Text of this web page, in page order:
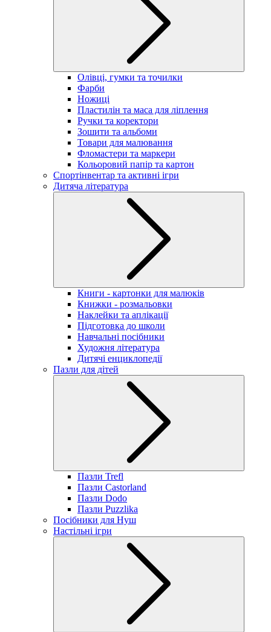
Олівці, гумки та точилки
Фарби
Ножиці
Пластилін та маса для ліплення
Ручки та коректори
Зошити та альбоми
Товари для малювання
Фломастери та маркери
Кольоровий папір та картон
Спортінвентар та активні ігри
Дитяча література
Книги - картонки для малюків
Книжки - розмальовки
Наклейки та аплікації
Підготовка до школи
Навчальні посібники
Художня література
Дитячі енциклопедії
Пазли для дітей
Пазли Trefl
Пазли Castorland
Пазли Dodo
Пазли Puzzlika
Посібники для Нуш
Настільні ігри